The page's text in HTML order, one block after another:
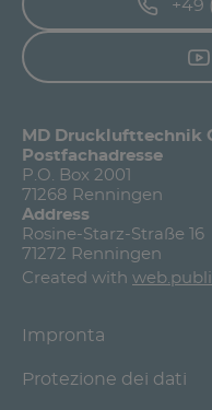
+49
MD Drucklufttechnik
Postfachadresse
P.O. Box 2001
71268 Renningen
Address
Rosine-Starz-Straße 16
71272 Renningen
Created with
Impronta
Protezione dei dati